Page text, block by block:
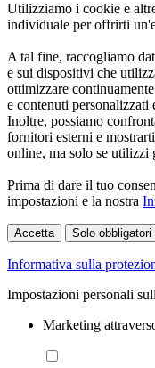
Utilizziamo i cookie e
individuale per offrirti
A tal fine, raccogliamo
e sui dispositivi che
ottimizzare
e contenuti personalizzati
Inoltre, possiamo
fornitori esterni e
online, ma solo se utilizzi
Prima di dare il tuo
impostazioni e la nostra
Accetta Solo obbligatori
Informativa sulla
Impostazioni personali
Marketing